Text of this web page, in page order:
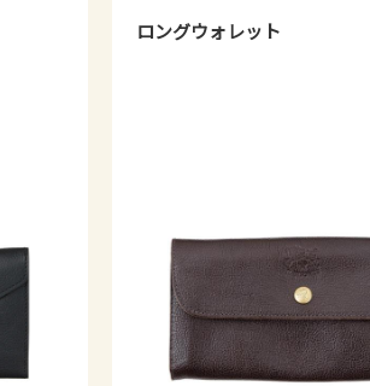
ロングウォレット